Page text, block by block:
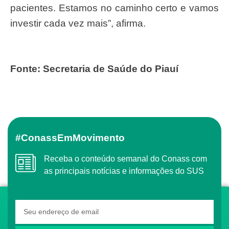
pacientes. Estamos no caminho certo e vamos
investir cada vez mais”, afirma.
Fonte: Secretaria de Saúde do Piauí
#ConassEmMovimento
Receba o conteúdo semanal do Conass com
as principais notícias e informações do SUS